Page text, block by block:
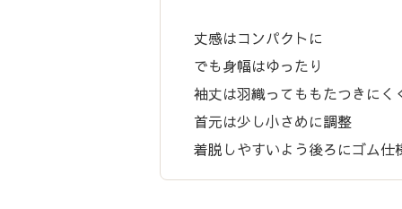
丈感はコンパクトに
でも身幅はゆったり
袖丈は羽織ってももたつきにく
首元は少し小さめに調整
着脱しやすいよう後ろにゴム仕